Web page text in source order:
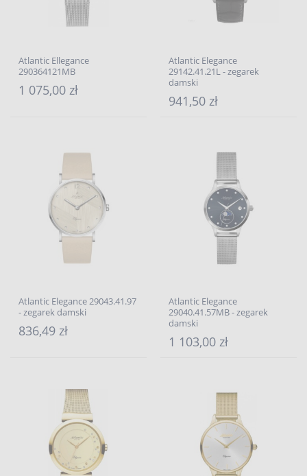
Atlantic Ellegance
290364121MB
1 075,00 zł
Atlantic Elegance
29142.41.21L - zegarek
damski
941,50 zł
Atlantic Elegance 29043.41.97
- zegarek damski
836,49 zł
Atlantic Elegance
29040.41.57MB - zegarek
damski
1 103,00 zł